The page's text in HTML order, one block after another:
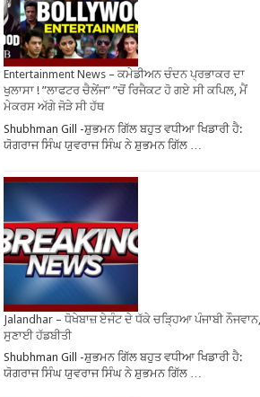
Entertainment News – ਕਮੇਡੀਅਨ ਚੰਦਨ ਪ੍ਰਭਾਕਰ ਦਾ
ਖੁਲਾਸਾ ! ”ਲਾਫਟਰ ਚੈਲੇਂਜ” ”ਚੋਂ ਰਿਜੈਕਟ ਹੋ ਗਏ ਸੀ ਕਪਿਲ, ਮੈਂ
ਮੇਕਰਸ ਅੱਗੇ ਜੋੜੇ ਸੀ ਹੱਥ
Shubhman Gill -ਸ਼ੁਭਮਨ ਗਿੱਲ ਬਹੁਤ ਵਧੀਆ ਖਿਡਾਰੀ ਹੈ:
ਯੋਗਰਾਜ ਸਿੰਘ ਯੁਵਰਾਜ ਸਿੰਘ ਨੇ ਸ਼ੁਭਮਨ ਗਿੱਲ …
Jalandhar – ਧੋਖੇਬਾਜ਼ ਏਜੰਟ ਦੇ ਧੱਕੇ ਚੜ੍ਹਿਆ ਪੰਜਾਬੀ ਨੌਜਵਾਨ,
ਸੁਣਾਈ ਹੱਡਬੀਤੀ
Shubhman Gill -ਸ਼ੁਭਮਨ ਗਿੱਲ ਬਹੁਤ ਵਧੀਆ ਖਿਡਾਰੀ ਹੈ:
ਯੋਗਰਾਜ ਸਿੰਘ ਯੁਵਰਾਜ ਸਿੰਘ ਨੇ ਸ਼ੁਭਮਨ ਗਿੱਲ …